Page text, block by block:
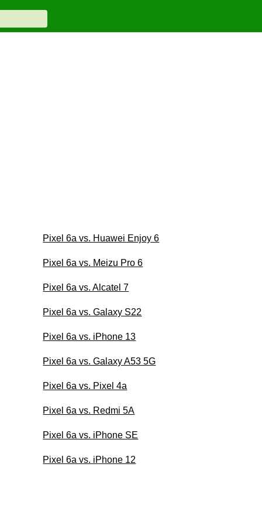
Pixel 6a vs. Huawei Enjoy 6
Pixel 6a vs. Meizu Pro 6
Pixel 6a vs. Alcatel 7
Pixel 6a vs. Galaxy S22
Pixel 6a vs. iPhone 13
Pixel 6a vs. Galaxy A53 5G
Pixel 6a vs. Pixel 4a
Pixel 6a vs. Redmi 5A
Pixel 6a vs. iPhone SE
Pixel 6a vs. iPhone 12